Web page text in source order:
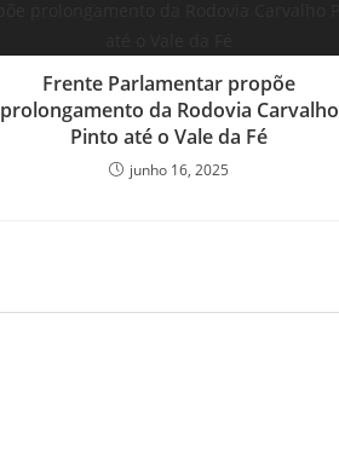
Frente Parlamentar propõe
prolongamento da Rodovia Carvalho
Pinto até o Vale da Fé
junho 16, 2025